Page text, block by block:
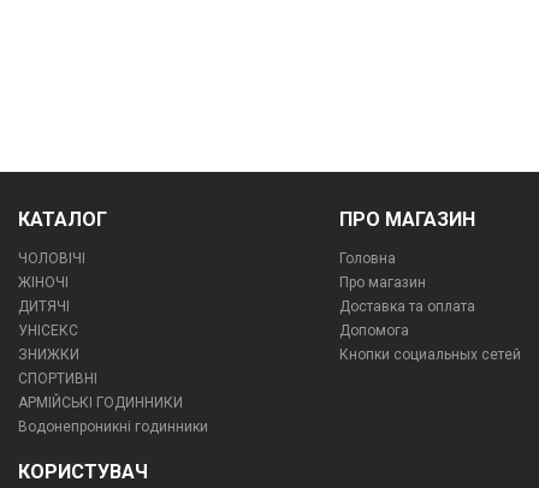
КАТАЛОГ
ЧОЛОВІЧІ
ЖІНОЧІ
ДИТЯЧІ
УНІСЕКС
ЗНИЖКИ
СПОРТИВНІ
АРМІЙСЬКІ ГОДИННИКИ
Водонепроникні годинники
ПРО МАГАЗИН
Головна
Про магазин
Доставка та оплата
Допомога
Кнопки социальных сетей
КОРИСТУВАЧ